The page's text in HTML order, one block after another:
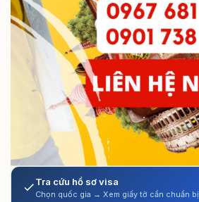
Tra cứu hồ sơ visa
Chọn quốc gia → Xem giấy tờ cần chuẩn bị